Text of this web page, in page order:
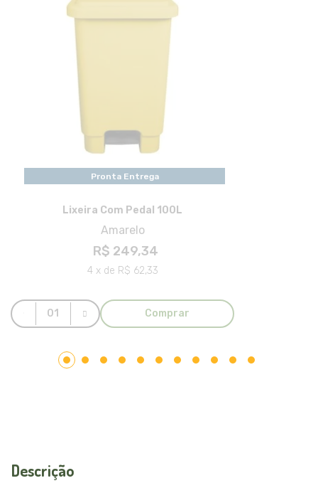
Pronta Entrega
Lixeira Com Pedal 100L
Amarelo
R$ 249,34
4 x de R$ 62,33
Comprar
Descrição